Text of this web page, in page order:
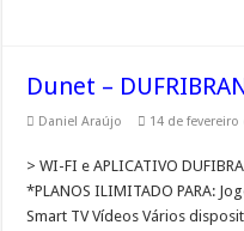
Dunet –
Daniel Araújo 14 de fevereiro
> WI-FI e APLICATIVO
*PLANOS ILIMITADO PARA:
Smart TV Vídeos Vários